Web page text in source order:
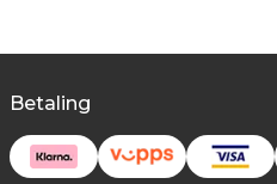
Betaling